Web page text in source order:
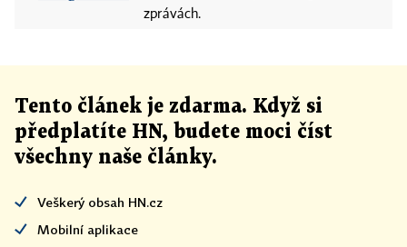
zprávách.
Tento článek je zdarma. Když si
předplatíte HN, budete moci číst
všechny naše články.
Veškerý obsah HN.cz
Mobilní aplikace